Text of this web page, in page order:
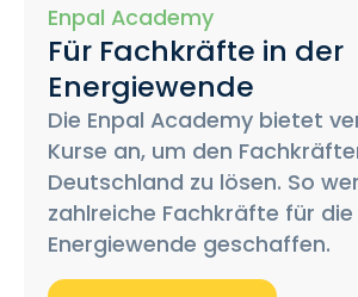
Enpal Academy
Für Fachkräfte in der
Energiewende
Die Enpal Academy bietet
Kurse an, um den
Deutschland zu lösen. So
zahlreiche Fachkräfte für die
Energiewende geschaffen.